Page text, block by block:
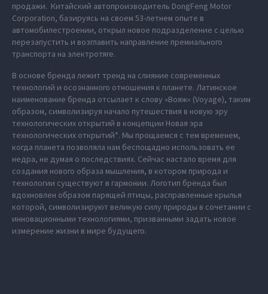
продажи. Китайский автопроизводитель DongFeng Motor
Corporation, базируясь на своем 53-летнем опыте в
автомобилестроении, открыл новое подразделение с целью
перезапустить и возглавить направление премиального
транспорта на электротяге.
В основе бренда лежит тренд на слияние современных
технологий и осознанного отношения к планете. Латинское
наименование бренда отсылает к слову «Вояж» (Voyage), таким
образом, символизируя начало путешествия в новую эру
технологических открытий в концепции Новая эра
технологических открытий*. Мы прощаемся с тем временем,
когда планета позволяла нам беспощадно использовать ее
недра, не думая о последствиях. Сейчас настало время для
создания нового образа мышления, в котором природа и
технологии существуют в гармонии. Логотип бренда был
вдохновлен образом парящей птицы, расправленные крылья
которой, символизируют великую силу природы в сочетании с
инновационными технологиями, призванными задать новое
измерение жизни в мире будущего.